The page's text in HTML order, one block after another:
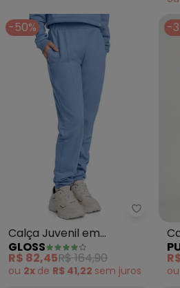
-50%
Gloss -
Calça Juvenil em
Moletom (Azul)
GLOSS
R$ 82,45R$ 164,90
ou 2x de R$ 41,22 sem juros
-
ou